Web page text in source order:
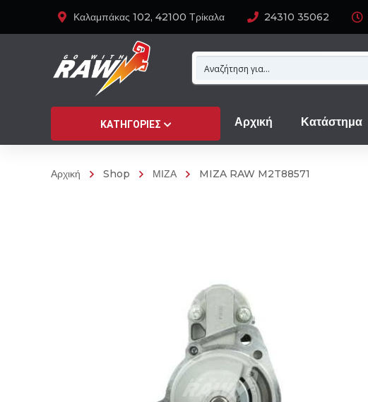
Καλαμπάκας 102, 42100 Τρίκαλα 24310 35062
ΚΑΤΗΓΟΡΊΕΣ Αρχική Κατάστημα
Αρχική Shop ΜΙΖΑ MIZA RAW M2T88571